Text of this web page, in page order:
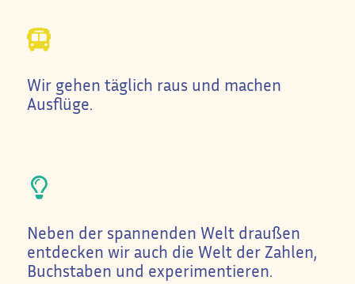
Wir gehen täglich raus und machen
Ausflüge.
Neben der spannenden Welt draußen
entdecken wir auch die Welt der Zahlen,
Buchstaben und experimentieren.